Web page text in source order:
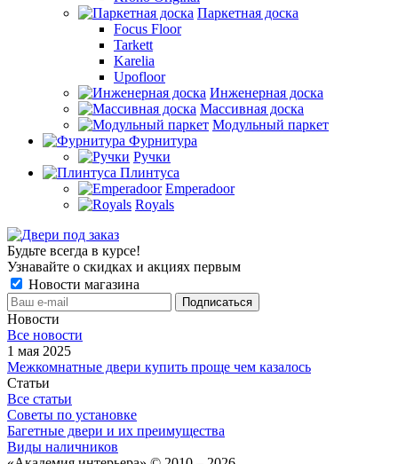
Паркетная доска
Focus Floor
Tarkett
Karelia
Upofloor
Инженерная доска
Массивная доска
Модульный паркет
Фурнитура
Ручки
Плинтуса
Emperadoor
Royals
Будьте всегда в курсе!
Узнавайте о скидках и акциях первым
Новости магазина
Новости
Все новости
1 мая 2025
Межкомнатные двери купить проще чем казалось
Статьи
Все статьи
Советы по установке
Багетные двери и их преимущества
Виды наличников